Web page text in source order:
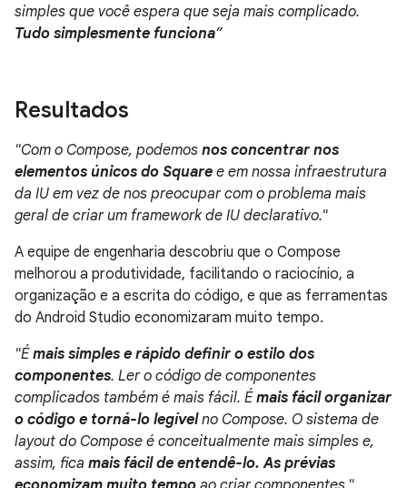
simples que você espera que seja mais complicado.
Tudo simplesmente funciona”
Resultados
"Com o Compose, podemos nos concentrar nos
elementos únicos do Square e em nossa infraestrutura
da IU em vez de nos preocupar com o problema mais
geral de criar um framework de IU declarativo."
A equipe de engenharia descobriu que o Compose
melhorou a produtividade, facilitando o raciocínio, a
organização e a escrita do código, e que as ferramentas
do Android Studio economizaram muito tempo.
"Émais simples e rápido definir o estilo dos
componentes. Ler o código de componentes
complicados também é mais fácil. Émais fácil organizar
o código e torná-lo legívelno Compose. O sistema de
layout do Compose é conceitualmente mais simples e,
assim, fica mais fácil de entendê-lo. As prévias